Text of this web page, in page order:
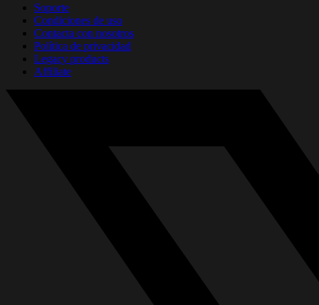
Soporte
Condiciones de uso
Contacta con nosotros
Política de privacidad
Legacy products
Affiliate